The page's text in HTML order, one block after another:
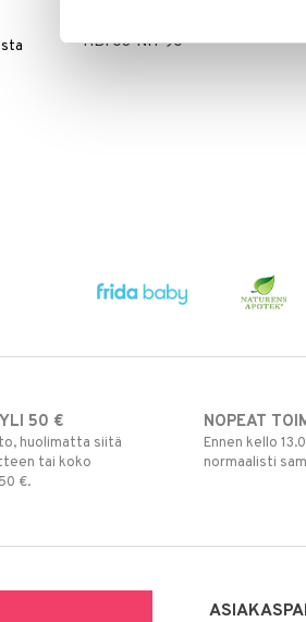
HBF03-NH-90
50 €
huolimatta siitä
tai koko
€.
NOPEAT
Ennen kello
normaalisti